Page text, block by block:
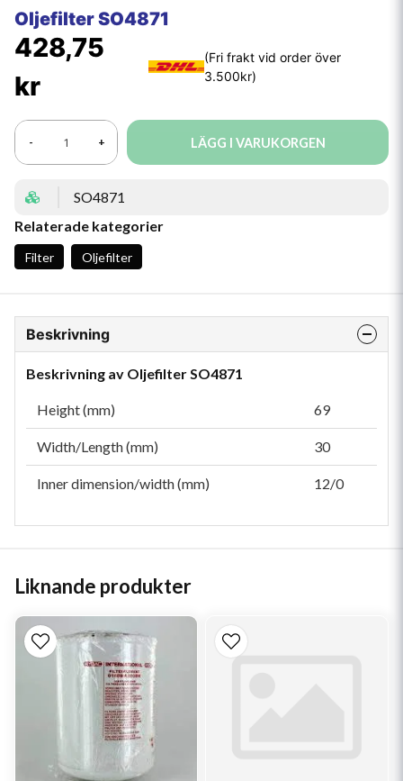
Oljefilter SO4871
428,75
kr
- + LÄGG I VARUKORGEN
SO4871
Relaterade kategorier
Filter Oljefilter
Beskrivning
Beskrivning av Oljefilter SO4871
Height (mm) 69
Width/Length (mm) 30
Inner dimension/width (mm) 12/0
Liknande produkter